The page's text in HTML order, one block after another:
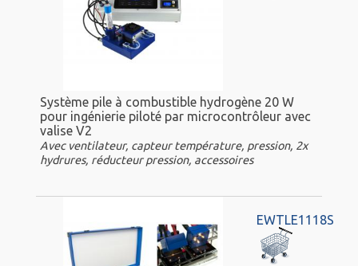
Système pile à combustible hydrogène 20 W
pour ingénierie piloté par microcontrôleur avec
valise V2
Avec ventilateur, capteur température, pression, 2x
hydrures, réducteur pression, accessoires
EWTLE1118S